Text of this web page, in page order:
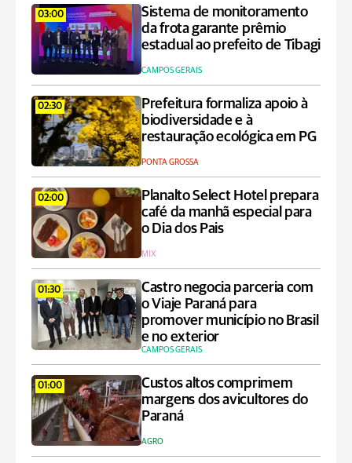
03:00
Sistema de monitoramento
da frota garante prêmio
estadual ao prefeito de Tibagi
CAMPOS GERAIS
02:30
Prefeitura formaliza apoio à
biodiversidade e à
restauração ecológica em PG
PONTA GROSSA
02:00
Planalto Select Hotel prepara
café da manhã especial para
o Dia dos Pais
MIX
01:30
Castro negocia parceria com
o Viaje Paraná para
promover município no Brasil
e no exterior
CAMPOS GERAIS
01:00
Custos altos comprimem
margens dos avicultores do
Paraná
AGRO